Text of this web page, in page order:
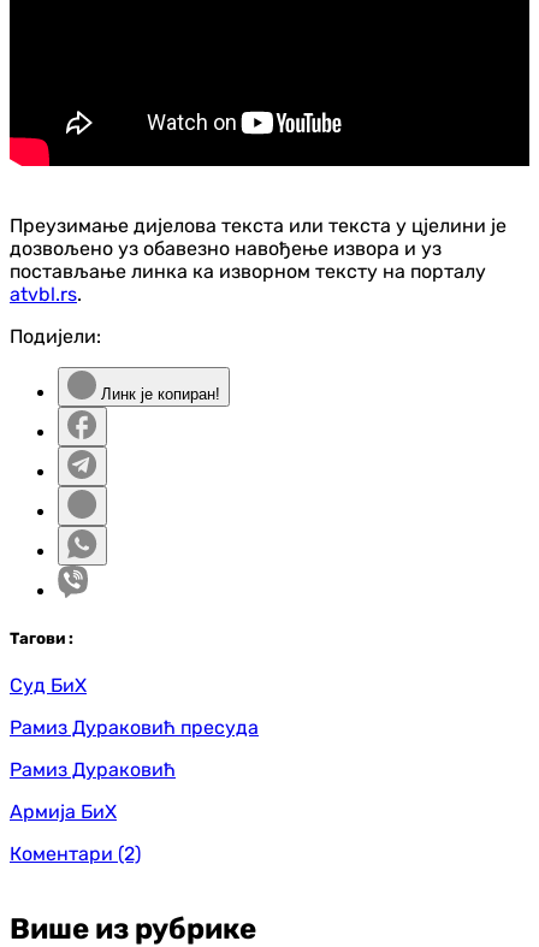
Преузимање дијелова текста или текста у цјелини је
дозвољено уз обавезно навођење извора и уз
постављање линка ка изворном тексту на порталу
atvbl.rs.
Подијели:
Линк је копиран!
Тагови :
Суд БиХ
Рамиз Дураковић пресуда
Рамиз Дураковић
Армија БиХ
Коментари (2)
Више из рубрике